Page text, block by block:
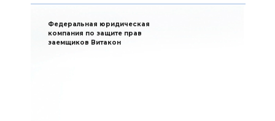
Федеральная юридическая
компания по защите прав
заемщиков Витакон